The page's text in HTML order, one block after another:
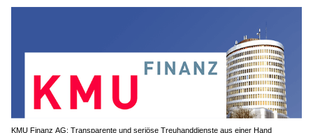
KMU Finanz AG: Transparente und seriöse Treuhanddienste aus einer Hand